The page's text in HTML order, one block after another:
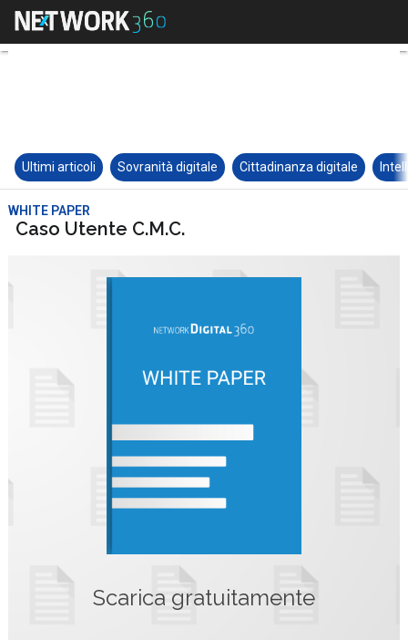
Ultimi articoli Sovranità digitale Cittadinanza digitale
WHITE PAPER
Caso Utente C.M.C.
Scarica gratuitamente